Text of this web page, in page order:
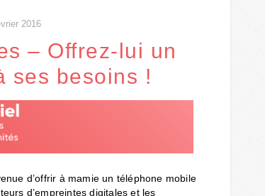
2016
– Offrez-lui un
ses besoins !
d’offrir à mamie un téléphone mobile
d’empreintes digitales et les